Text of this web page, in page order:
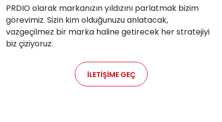
PRDIO olarak markanızın yıldızını parlatmak bizim
görevimiz. Sizin kim olduğunuzu anlatacak,
vazgeçilmez bir marka haline getirecek her stratejiyi
biz çiziyoruz.
İLETİŞİME GEÇ